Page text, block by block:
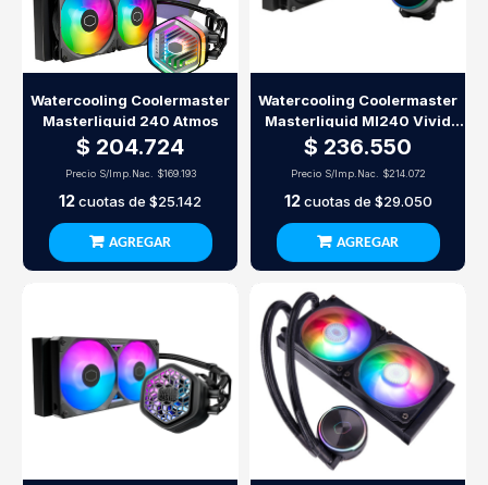
Watercooling Coolermaster
Masterliquid 240 Atmos
$ 204.724
Precio S/Imp.Nac. $169.193
12cuotas de $25.142
AGREGAR
Watercooling Coolermaster
Masterliquid Ml240 Vivid
Black
$ 236.550
Precio S/Imp.Nac. $214.072
12cuotas de $29.050
AGREGAR